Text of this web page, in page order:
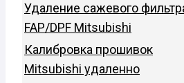
Удаление сажевого
FAP/DPF Mitsubishi
Калибровка прошивок
Mitsubishi удаленно